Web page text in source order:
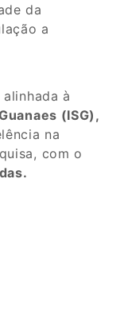
da
a
à
(ISG),
na
com o